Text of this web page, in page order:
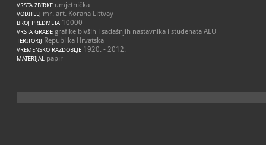
VRSTA ZBIRKE umjetnička
VODITELJ mr. art. Korana Littvay
BROJ PREDMETA 10000
VRSTA GRAĐE grafike bivših i sadašnjih nastavnika i studenata ALU
TERITORIJ Republika Hrvatska
VREMENSKO RAZDOBLJE 1920. - 2012.
MATERIJAL papir